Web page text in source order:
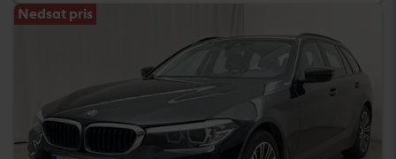
Nedsat pris